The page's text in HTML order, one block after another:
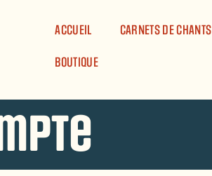
ACCUEIL
CARNETS DE CHANTS
BOUTIQUE